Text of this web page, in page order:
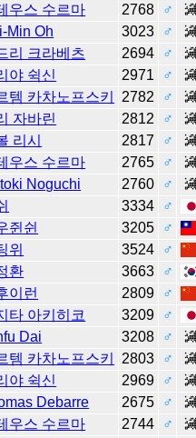
우스 수르마 2768
♂
Min Oh 3023
♂
리 크라베츠 2694
♂
야 쉭신 2971
♂
템 카차노프스키 2782
♂
자바린 2812
♂
리시 2817
♂
우스 수르마 2765
♂
Noguchi 2760
♂
3334
♂
쥔쉰 3205
♂
위 3524
♂
환 3663
♂
이런 2809
♂
타 아키히코 3209
♂
Dai 3208
♂
템 카차노프스키 2803
♂
야 쉭신 2969
♂
Debarre 2675
♂
우스 수르마 2744
♂